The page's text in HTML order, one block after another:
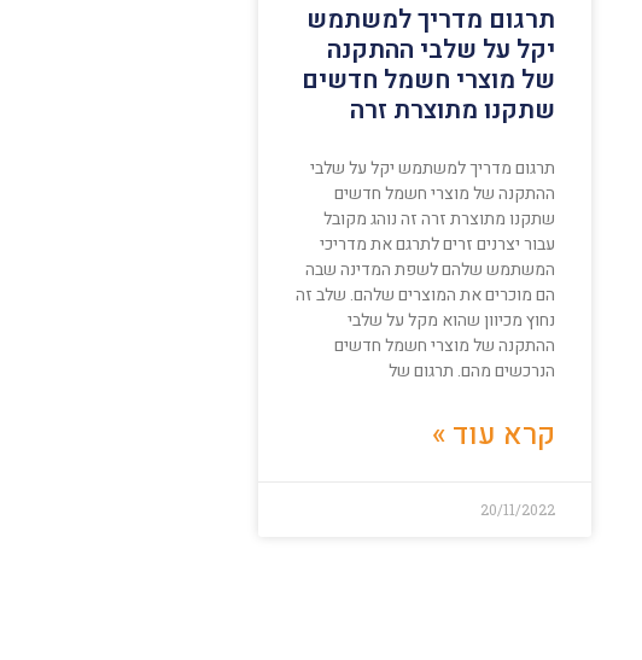
תרגום מדריך למשתמש
יקל על שלבי ההתקנה
של מוצרי חשמל חדשים
שתקנו מתוצרת זרה
תרגום מדריך למשתמש יקל על שלבי
ההתקנה של מוצרי חשמל חדשים
שתקנו מתוצרת זרה זה נוהג מקובל
עבור יצרנים זרים לתרגם את מדריכי
המשתמש שלהם לשפת המדינה שבה
הם מוכרים את המוצרים שלהם. שלב זה
נחוץ מכיוון שהוא מקל על שלבי
ההתקנה של מוצרי חשמל חדשים
הנרכשים מהם. תרגום של
קרא עוד »
20/11/2022